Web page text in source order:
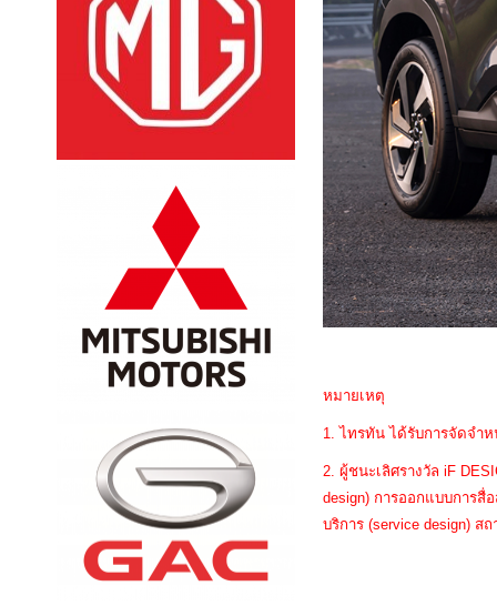
หมายเหตุ
1. ไทรทัน ได้รับการจัดจำ
2. ผู้ชนะเลิศรางวัล iF
design) การออกแบบการสื่
บริการ (service design) ส